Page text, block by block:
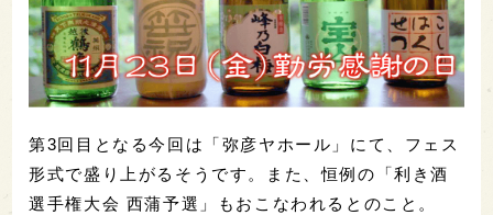
第3回目となる今回は「弥彦ヤホール」にて、フェス
形式で盛り上がるそうです。また、恒例の「利き酒
選手権大会 西蒲予選」もおこなわれるとのこと。